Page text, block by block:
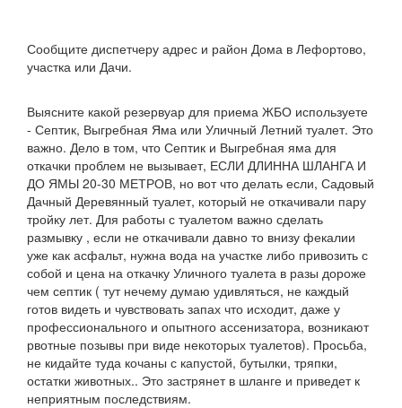
Сообщите диспетчеру адрес и район Дома в Лефортово,
участка или Дачи.
Выясните какой резервуар для приема ЖБО используете
- Септик, Выгребная Яма или Уличный Летний туалет. Это
важно. Дело в том, что Септик и Выгребная яма для
откачки проблем не вызывает, ЕСЛИ ДЛИННА ШЛАНГА И
ДО ЯМЫ 20-30 МЕТРОВ, но вот что делать если, Садовый
Дачный Деревянный туалет, который не откачивали пару
тройку лет. Для работы с туалетом важно сделать
размывку , если не откачивали давно то внизу фекалии
уже как асфальт, нужна вода на участке либо привозить с
собой и цена на откачку Уличного туалета в разы дороже
чем септик ( тут нечему думаю удивляться, не каждый
готов видеть и чувствовать запах что исходит, даже у
профессионального и опытного ассенизатора, возникают
рвотные позывы при виде некоторых туалетов). Просьба,
не кидайте туда кочаны с капустой, бутылки, тряпки,
остатки животных.. Это застрянет в шланге и приведет к
неприятным последствиям.